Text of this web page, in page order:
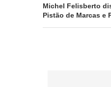
Michel Felisberto
Pistão de Marcas e